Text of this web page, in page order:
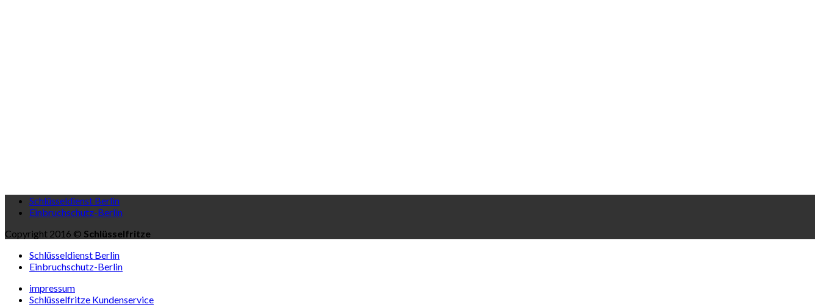
Schlüsseldienst Berlin
Einbruchschutz-Berlin
Copyright 2016 © Schlüsselfritze
Schlüsseldienst Berlin
Einbruchschutz-Berlin
impressum
Schlüsselfritze Kundenservice